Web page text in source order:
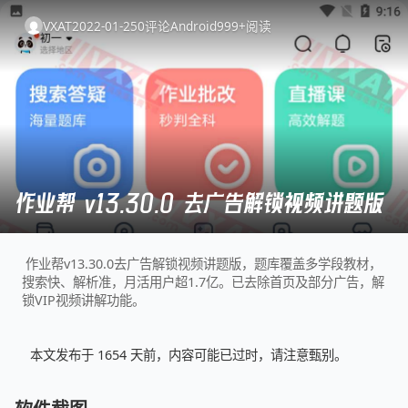
VXAT2022-01-250评论Android999+阅读
作业帮 v13.30.0 去广告解锁视频讲题版
作业帮v13.30.0去广告解锁视频讲题版，题库覆盖多学段教材，
搜索快、解析准，月活用户超1.7亿。已去除首页及部分广告，解
锁VIP视频讲解功能。
本文发布于 1654 天前，内容可能已过时，请注意甄别。